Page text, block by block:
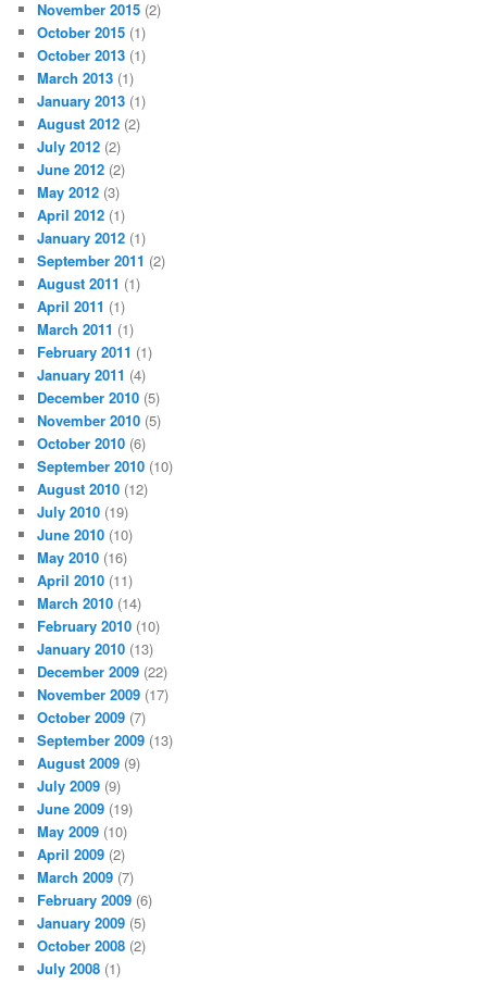
November 2015 (2)
October 2015 (1)
October 2013 (1)
March 2013 (1)
January 2013 (1)
August 2012 (2)
July 2012 (2)
June 2012 (2)
May 2012 (3)
April 2012 (1)
January 2012 (1)
September 2011 (2)
August 2011 (1)
April 2011 (1)
March 2011 (1)
February 2011 (1)
January 2011 (4)
December 2010 (5)
November 2010 (5)
October 2010 (6)
September 2010 (10)
August 2010 (12)
July 2010 (19)
June 2010 (10)
May 2010 (16)
April 2010 (11)
March 2010 (14)
February 2010 (10)
January 2010 (13)
December 2009 (22)
November 2009 (17)
October 2009 (7)
September 2009 (13)
August 2009 (9)
July 2009 (9)
June 2009 (19)
May 2009 (10)
April 2009 (2)
March 2009 (7)
February 2009 (6)
January 2009 (5)
October 2008 (2)
July 2008 (1)